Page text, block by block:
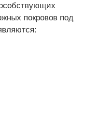
покровов под